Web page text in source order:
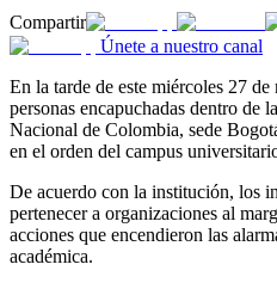
Compartir
Únete a nuestro canal
En la tarde de este miércoles 27
personas encapuchadas dentro de
Nacional de Colombia, sede
en el orden del campus
De acuerdo con la institución, los
pertenecer a organizaciones al
acciones que encendieron las
académica.